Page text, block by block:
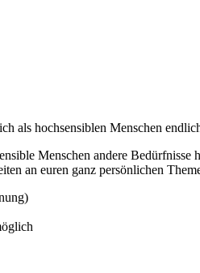
als hochsensiblen Menschen
Menschen andere
an euren ganz persönlichen